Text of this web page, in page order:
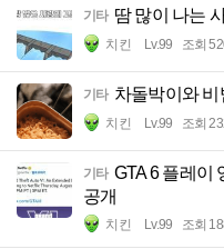
기타 땀 많이 나는
치킨 Lv.99 조회
기타 차돌박이와 비
치킨 Lv.99 조회
기타 GTA 6 플레이
공개
치킨 Lv.99 조회